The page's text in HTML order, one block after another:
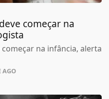
começar na
na infância, alerta
AGO